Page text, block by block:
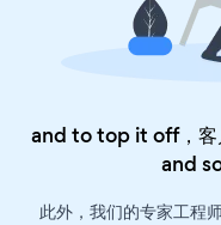
and to top it off，客
and
此外，我们的专家工程